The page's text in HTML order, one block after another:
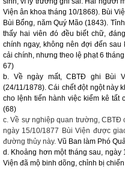
Viện ân khoa tháng 10/1868). Bùi
Bùi Bổng, năm Quý Mão (1843).
thấy hai viên đó đều biết chữ,
chính ngay, không nên đợi đến
cải chính, nhưng theo lệ phạt 6
67)
b. Về ngày mất, CBTĐ ghi Bùi
(24/11/1878). Cái chết đột ngột này
cho lệnh tiến hành việc kiểm kê tất
(68)
c. Về sự nghiệp quan trường, CBTĐ
ngày 15/10/1877 Bùi Viện được
đường thủy này. Vũ Ban làm Phó
d. Khoảng hơn một tháng sau, ngày
Viện đã mộ binh dõng, chỉnh bị